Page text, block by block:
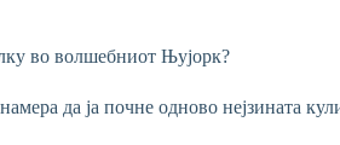
во волшебниот Њујорк?
да ја почне одново нејзината